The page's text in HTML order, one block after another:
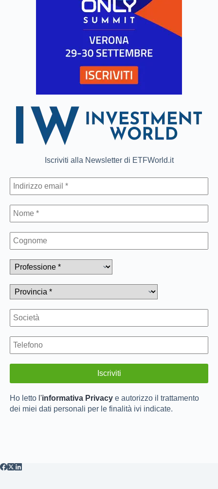
Iscriviti alla Newsletter di ETFWorld.it
Ho letto l'informativa Privacy e autorizzo il trattamento
dei miei dati personali per le finalità ivi indicate.